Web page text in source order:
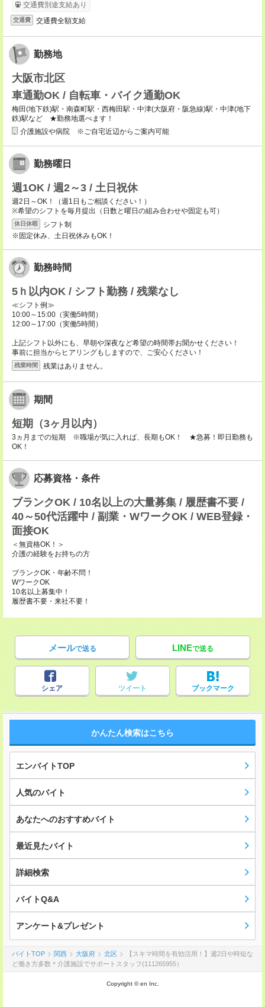
交通費別途支給あり
交通費 交通費全額支給
勤務地
大阪市北区
車通勤OK / 自転車・バイク通勤OK
梅田(地下鉄)駅・南森町駅・西梅田駅・中津(大阪府・阪急線)駅・中津(地下
鉄)駅など ★勤務地選べます！
介護施設や病院 ※ご自宅近辺からご案内可能
勤務曜日
週1OK / 週2～3 / 土日祝休
週2日～OK！（週1日もご相談ください！）
※希望のシフトを毎月提出（日数と曜日の組み合わせや固定も可）
休日休暇
シフト制
※固定休み、土日祝休みもOK！
勤務時間
5ｈ以内OK / シフト勤務 / 残業なし
≪シフト例≫
10:00～15:00（実働5時間）
12:00～17:00（実働5時間）
上記シフト以外にも、早朝や深夜など希望の時間帯お聞かせください！
事前に担当からヒアリングもしますので、ご安心ください！
残業時間 残業はありません。
期間
短期（3ヶ月以内）
3ヵ月までの短期 ※職場が気に入れば、長期もOK！ ★急募！即日勤務も
OK！
応募資格・条件
ブランクOK / 10名以上の大量募集 / 履歴書不要 /
40～50代活躍中 / 副業・WワークOK / WEB登録・
面接OK
＜無資格OK！＞
介護の経験をお持ちの方
ブランクOK・年齢不問！
WワークOK
10名以上募集中！
履歴書不要・来社不要！
メールで送る LINEで送る
シェア ツイート ブックマーク
かんたん検索はこちら
エンバイトTOP
人気のバイト
あなたへのおすすめバイト
最近見たバイト
詳細検索
バイトQ&A
アンケート&プレゼント
バイトTOP 関西 大阪府 北区
【スキマ時間を有効活用！】週2日や時短な
ど働き方多数＊介護施設でサポートスタッフ(111265955）
Copyright © en Inc.